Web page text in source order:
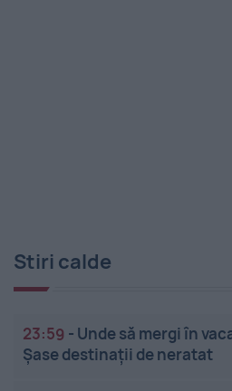
Stiri calde
23:59 - Unde să mergi în
Șase destinații de neratat